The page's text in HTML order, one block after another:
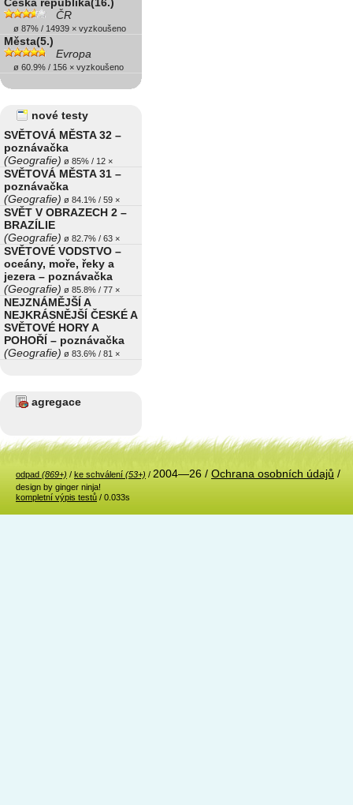
ČR
ø 87% / 14939 × vyzkoušeno
Města(5.)
Evropa
ø 60.9% / 156 × vyzkoušeno
nové testy
SVĚTOVÁ MĚSTA 32 –
poznávačka
(Geografie) ø 85% / 12 ×
SVĚTOVÁ MĚSTA 31 –
poznávačka
(Geografie) ø 84.1% / 59 ×
SVĚT V OBRAZECH 2 –
BRAZÍLIE
(Geografie) ø 82.7% / 63 ×
SVĚTOVÉ VODSTVO –
oceány, moře, řeky a
jezera – poznávačka
(Geografie) ø 85.8% / 77 ×
NEJZNÁMĚJŠÍ A
NEJKRÁSNĚJŠÍ ČESKÉ A
SVĚTOVÉ HORY A
POHOŘÍ – poznávačka
(Geografie) ø 83.6% / 81 ×
agregace
odpad (869+) / ke schválení (53+) / 2004—26 / Ochrana osobních údajů /
design by ginger ninja!
kompletní výpis testů / 0.033s